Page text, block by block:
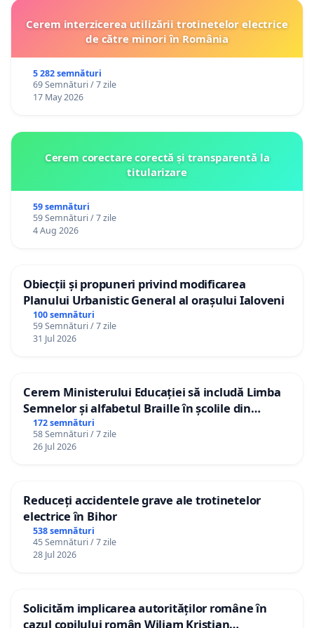
Cerem interzicerea utilizării trotinetelor electrice
de către minori în România
5 282 semnături
69 Semnături / 7 zile
17 May 2026
Cerem corectare corectă și transparentă la
titularizare
59 semnături
59 Semnături / 7 zile
4 Aug 2026
Obiecții și propuneri privind modificarea
Planului Urbanistic General al orașului Ialoveni
100 semnături
59 Semnături / 7 zile
31 Jul 2026
Cerem Ministerului Educației să includă Limba
Semnelor și alfabetul Braille în școlile din
Republica Moldova!
172 semnături
58 Semnături / 7 zile
26 Jul 2026
Reduceți accidentele grave ale trotinetelor
electrice în Bihor
538 semnături
45 Semnături / 7 zile
28 Jul 2026
Solicităm implicarea autorităților române în
cazul copilului român Wiliam Kristian